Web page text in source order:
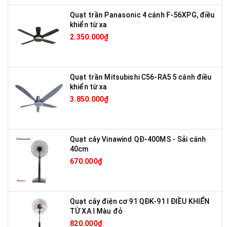
Quạt trần Panasonic 4 cánh F-56XPG, điều
khiển từ xa
2.350.000₫
Quạt trần Mitsubishi C56-RA5 5 cánh điều
khiển từ xa
3.850.000₫
Quạt cây Vinawind QĐ-400MS - Sải cánh
40cm
670.000₫
Quạt cây điện cơ 91 QĐK-91 I ĐIỀU KHIỂN
TỪ XA I Màu đỏ
820.000₫